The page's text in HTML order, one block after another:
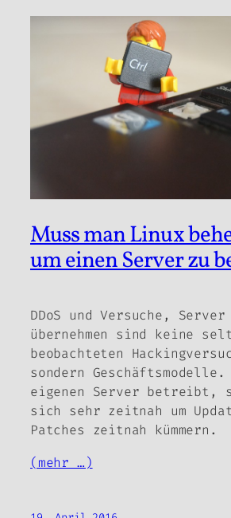
Muss man Linux
um einen Server zu
DDoS und Versuche,
übernehmen sind keine
beobachteten
sondern Geschäftsmodelle.
eigenen Server betreibt,
sich sehr zeitnah um
Patches zeitnah kümmern.
(mehr …)